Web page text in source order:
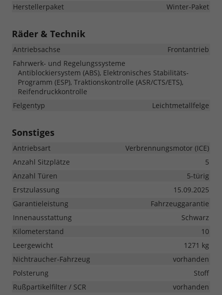
Herstellerpaket
Winter-Paket
Räder & Technik
Antriebsachse
Frontantrieb
Fahrwerk- und Regelungssysteme
Antiblockiersystem (ABS), Elektronisches Stabilitäts-
Programm (ESP), Traktionskontrolle (ASR/CTS/ETS),
Reifendruckkontrolle
Felgentyp
Leichtmetallfelge
Sonstiges
Antriebsart
Verbrennungsmotor (ICE)
Anzahl Sitzplätze
5
Anzahl Türen
5-türig
Erstzulassung
15.09.2025
Garantieleistung
Fahrzeuggarantie
Innenausstattung
Schwarz
Kilometerstand
10
Leergewicht
1271 kg
Nichtraucher-Fahrzeug
vorhanden
Polsterung
Stoff
Rußpartikelfilter / SCR
vorhanden